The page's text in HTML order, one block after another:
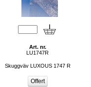
Art. nr.
LU1747R
Skuggväv LUXOUS 1747 R